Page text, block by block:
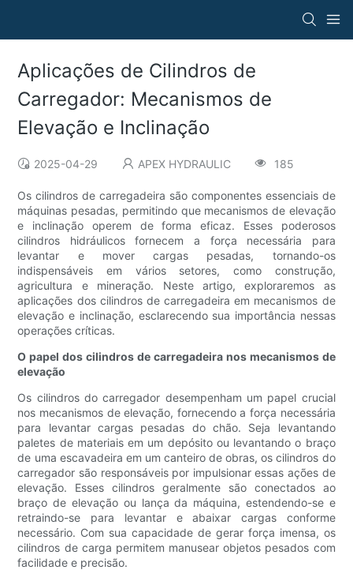
Aplicações de Cilindros de
Carregador: Mecanismos de
Elevação e Inclinação
2025-04-29 APEX HYDRAULIC 185
Os cilindros de carregadeira são componentes essenciais de
máquinas pesadas, permitindo que mecanismos de elevação
e inclinação operem de forma eficaz. Esses poderosos
cilindros hidráulicos fornecem a força necessária para
levantar e mover cargas pesadas, tornando-os
indispensáveis ​​em vários setores, como construção,
agricultura e mineração. Neste artigo, exploraremos as
aplicações dos cilindros de carregadeira em mecanismos de
elevação e inclinação, esclarecendo sua importância nessas
operações críticas.
O papel dos cilindros de carregadeira nos mecanismos de
elevação
Os cilindros do carregador desempenham um papel crucial
nos mecanismos de elevação, fornecendo a força necessária
para levantar cargas pesadas do chão. Seja levantando
paletes de materiais em um depósito ou levantando o braço
de uma escavadeira em um canteiro de obras, os cilindros do
carregador são responsáveis ​​por impulsionar essas ações de
elevação. Esses cilindros geralmente são conectados ao
braço de elevação ou lança da máquina, estendendo-se e
retraindo-se para levantar e abaixar cargas conforme
necessário. Com sua capacidade de gerar força imensa, os
cilindros de carga permitem manusear objetos pesados ​​com
facilidade e precisão.